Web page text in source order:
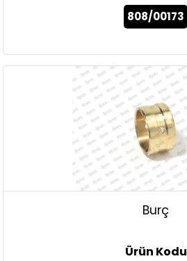
808/00173
Burç
Ürün Kodu